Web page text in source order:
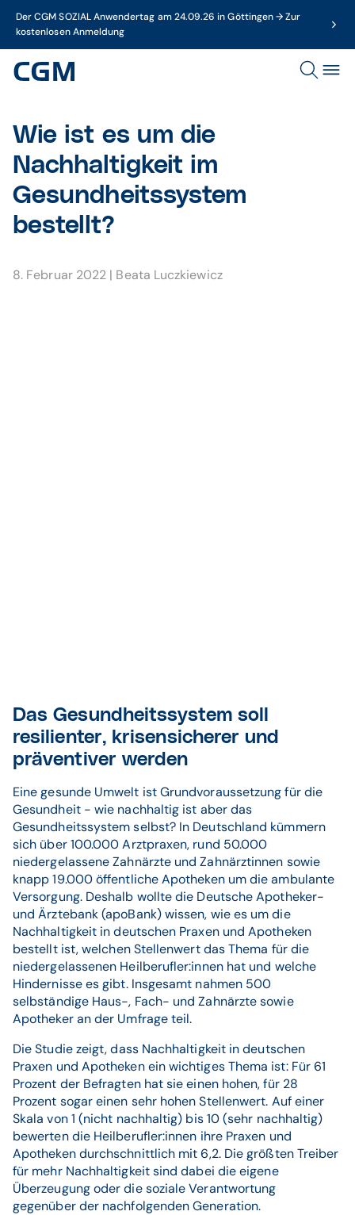
Der CGM SOZIAL Anwendertag am 24.09.26 in Göttingen → Zur
kostenlosen Anmeldung
Wie ist es um die
Nachhaltigkeit im
Gesundheitssystem
bestellt?
8. Februar 2022 | Beata Luczkiewicz
Das Gesundheitssystem soll
resilienter, krisensicherer und
präventiver werden
Eine gesunde Umwelt ist Grundvoraussetzung für die
Gesundheit - wie nachhaltig ist aber das
Gesundheitssystem selbst? In Deutschland kümmern
sich über 100.000 Arztpraxen, rund 50.000
niedergelassene Zahnärzte und Zahnärztinnen sowie
knapp 19.000 öffentliche Apotheken um die ambulante
Versorgung. Deshalb wollte die Deutsche Apotheker-
und Ärztebank (apoBank) wissen, wie es um die
Nachhaltigkeit in deutschen Praxen und Apotheken
bestellt ist, welchen Stellenwert das Thema für die
niedergelassenen Heilberufler:innen hat und welche
Hindernisse es gibt. Insgesamt nahmen 500
selbständige Haus-, Fach- und Zahnärzte sowie
Apotheker an der Umfrage teil.
Die Studie zeigt, dass Nachhaltigkeit in deutschen
Praxen und Apotheken ein wichtiges Thema ist: Für 61
Prozent der Befragten hat sie einen hohen, für 28
Prozent sogar einen sehr hohen Stellenwert. Auf einer
Skala von 1 (nicht nachhaltig) bis 10 (sehr nachhaltig)
bewerten die Heilberufler:innen ihre Praxen und
Apotheken durchschnittlich mit 6,2. Die größten Treiber
für mehr Nachhaltigkeit sind dabei die eigene
Überzeugung oder die soziale Verantwortung
gegenüber der nachfolgenden Generation.